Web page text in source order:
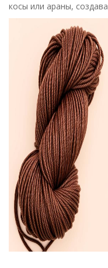
косы или араны,